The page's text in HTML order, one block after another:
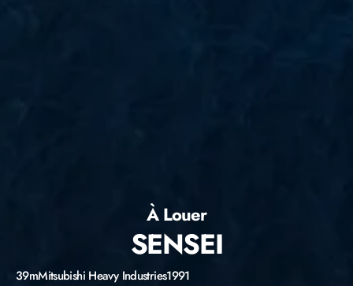
À Louer
SENSEI
39mMitsubishi Heavy Industries1991